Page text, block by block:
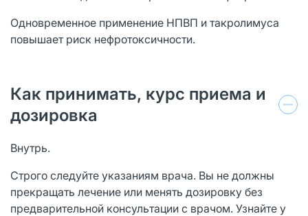
Одновременное применение НПВП и такролимуса
повышает риск нефротоксичности.
Как принимать, курс приема и
дозировка
Внутрь.
Строго следуйте указаниям врача. Вы не должны
прекращать лечение или менять дозировку без
предварительной консультации с врачом. Узнайте у